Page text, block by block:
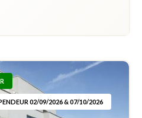
02/09/2026 & 07/10/2026